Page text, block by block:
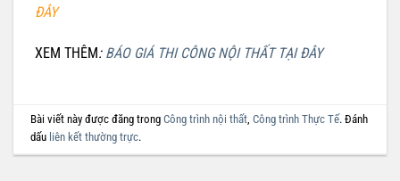
ĐÂY
XEM THÊM: BÁO GIÁ THI CÔNG NỘI THẤT TẠI ĐÂY
Bài viết này được đăng trongCông trình nội thất,Công trình Thực Tế. Đánh
dấu liên kết thường trực.